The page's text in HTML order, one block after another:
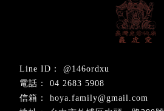
@146ordxu
04 2683 5908
hoya.family@gmail.com